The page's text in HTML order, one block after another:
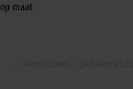
op maat